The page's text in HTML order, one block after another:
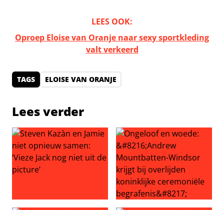
LEES OOK:
Oproep Eloise van Oranje naar sexy sportkleding
valt verkeerd
TAGS ELOISE VAN ORANJE
Lees verder
Steven Kazàn en Jamie niet opnieuw samen: ‘Vieze Jack
Ongeloof en woede: